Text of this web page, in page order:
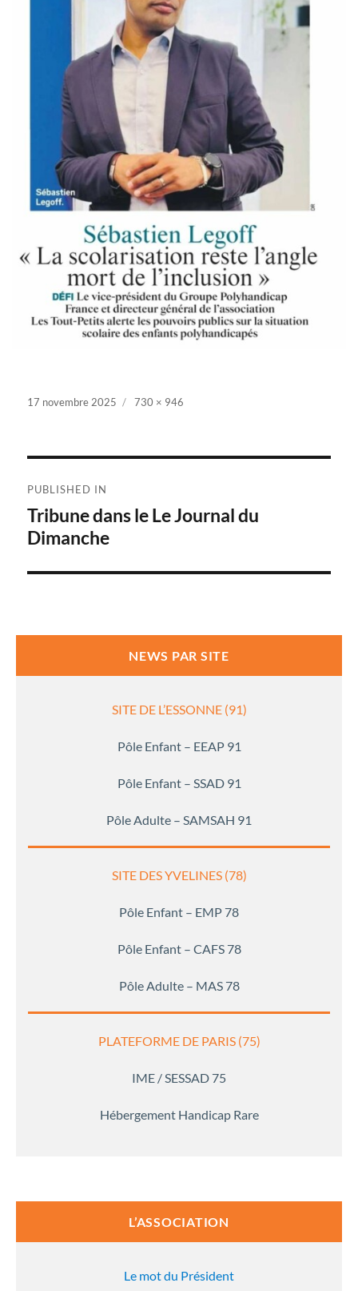
Posted
17 novembre 2025
Full
730 × 946
de
l’article
PUBLISHED IN
Tribune dans le Le Journal du
Dimanche
NEWS PAR SITE
SITE DE L’ESSONNE (91)
Pôle Enfant – EEAP 91
Pôle Enfant – SSAD 91
Pôle Adulte – SAMSAH 91
SITE DES YVELINES (78)
Pôle Enfant – EMP 78
Pôle Enfant – CAFS 78
Pôle Adulte – MAS 78
PLATEFORME DE PARIS (75)
IME / SESSAD 75
Hébergement Handicap Rare
L’ASSOCIATION
Le mot du Président